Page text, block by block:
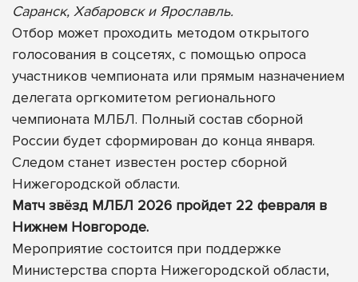
Саранск, Хабаровск и Ярославль.
Отбор может проходить методом открытого
голосования в соцсетях, с помощью опроса
участников чемпионата или прямым назначением
делегата оргкомитетом регионального
чемпионата МЛБЛ. Полный состав сборной
России будет сформирован до конца января.
Следом станет известен ростер сборной
Нижегородской области.
Матч звёзд МЛБЛ 2026 пройдет 22 февраля в
Нижнем Новгороде.
Мероприятие состоится при поддержке
Министерства спорта Нижегородской области,